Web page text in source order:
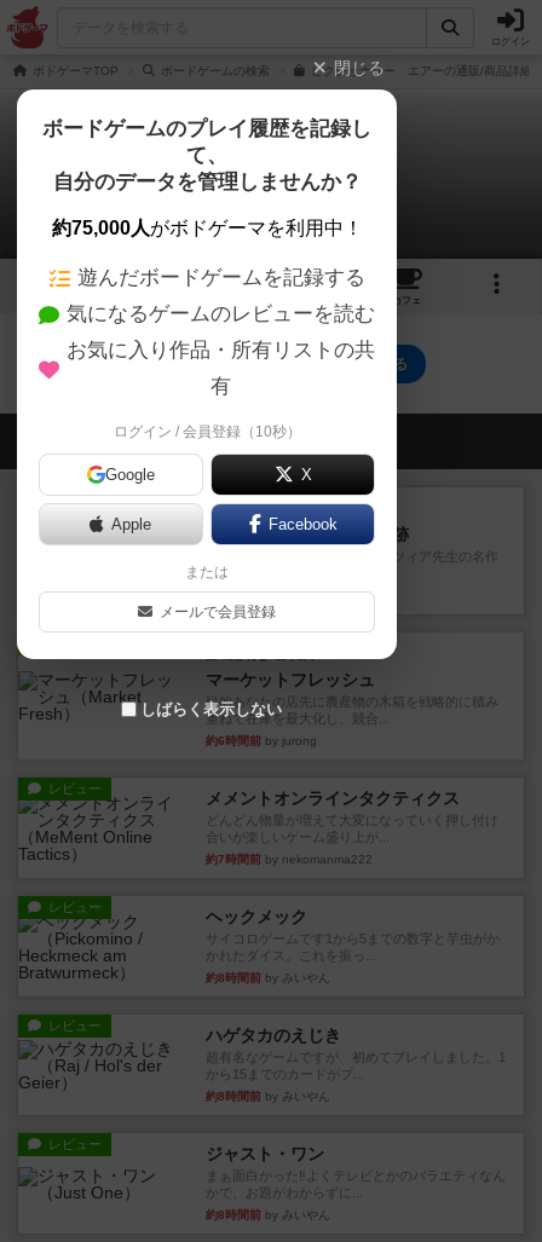
ログイン
ボドゲーマTOP ボードゲームの検索 ピクショナリー エアーの通販/商品詳細
ピクショナリー エアー
0件のリプレイ日記
3 3
カフェ
ピクショナリー エアーのトップに戻る
会員の新しい投稿
レビュー
アルナックの失われし遺跡
アナログ対人プレイ数回。クニツィア先生の名作
「エルドラドを探して」にあ...
約2時間前by おーちゃん
マーケットフレッシュ
目的あなたの店先に農産物の木箱を戦略的に積み
重ねて在庫を最大化し、競合...
約6時間前 by jurong
レビュー メメントオンラインタクティクス
どんどん物量が増えて大変になっていく押し付け
合いが楽しいゲーム盛り上が...
約7時間前 by nekomanma222
レビュー ヘックメック
サイコロゲームです1から5までの数字と芋虫がか
かれたダイス。これを振っ...
約8時間前 by みいやん
レビュー ハゲタカのえじき
超有名なゲームですが、初めてプレイしました。1
から15までのカードがプ...
約8時間前 by みいやん
レビュー ジャスト・ワン
まぁ面白かった‼️よくテレビとかのバラエティなん
かで、お題がわからずに...
約8時間前 by みいやん
閉じる
ボードゲームのプレイ履歴を記録し
て、
自分のデータを管理しませんか？
約75,000人がボドゲーマを利用中！
遊んだボードゲームを記録する
気になるゲームのレビューを読む
お気に入り作品・所有リストの共
有
ログイン / 会員登録（10秒）
Google X
Apple Facebook
または
メールで会員登録
しばらく表示しない